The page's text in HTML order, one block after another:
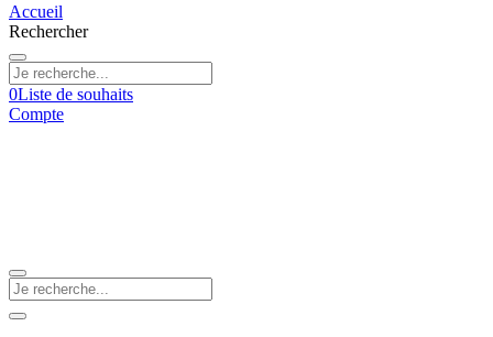
Accueil
Rechercher
0Liste de souhaits
Compte